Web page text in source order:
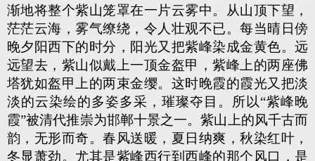
渐地将整个紫山笼罩在一片云雾中。从山顶下望，
茫茫云海，雾气缭绕，令人壮观不已。每当晴日傍
晚夕阳西下的时分，阳光又把紫峰染成金黄色。远
远望去，紫山似戴上一顶金盔甲，紫峰上的两座佛
塔犹如盔甲上的两束金缨。这时晚霞的霞光又把淡
淡的云染绘的多姿多采，璀璨夺目。所以“紫峰晚
霞”被清代推崇为邯郸十景之一。紫山上的风千古而
韵，无形而奇。春风送暖，夏日纳爽，秋染红叶，
冬显萧劲。尤其是紫峰西行到西峰的那个风口，是